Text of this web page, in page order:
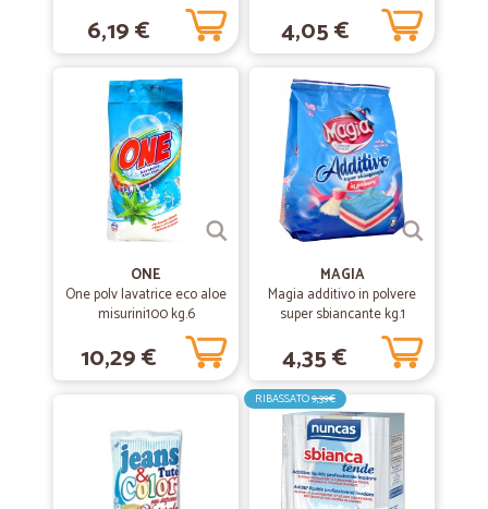
6,19 € 4,05 €
ONE
One polv lavatrice eco aloe
misurini100 kg.6
10,29 €
MAGIA
Magia additivo in polvere
super sbiancante kg.1
4,35 €
RIBASSATO9,39€